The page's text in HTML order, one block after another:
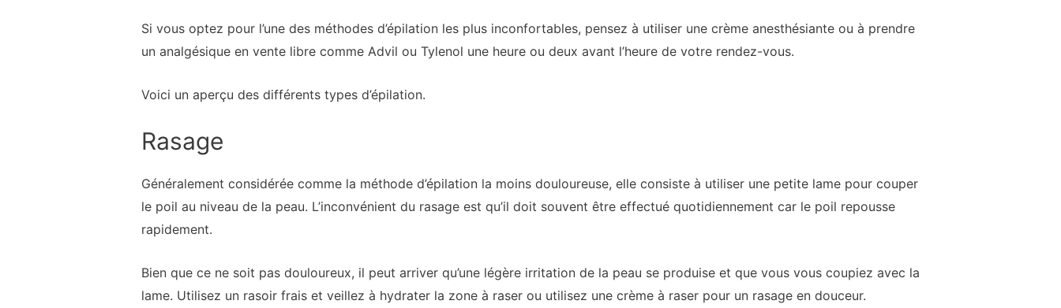
Si vous optez pour l’une des méthodes d’épilation les plus inconfortables, pensez à utiliser une crème anesthésiante ou à prendre
un analgésique en vente libre comme Advil ou Tylenol une heure ou deux avant l’heure de votre rendez-vous.
Voici un aperçu des différents types d’épilation.
Rasage
Généralement considérée comme la méthode d’épilation la moins douloureuse, elle consiste à utiliser une petite lame pour couper
le poil au niveau de la peau. L’inconvénient du rasage est qu’il doit souvent être effectué quotidiennement car le poil repousse
rapidement.
Bien que ce ne soit pas douloureux, il peut arriver qu’une légère irritation de la peau se produise et que vous vous coupiez avec la
lame. Utilisez un rasoir frais et veillez à hydrater la zone à raser ou utilisez une crème à raser pour un rasage en douceur.